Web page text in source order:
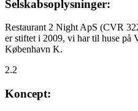
Selskabsoplysninger:
Restaurant 2 Night ApS (CVR
er stiftet i 2009, vi har til huse på
København K.
2.2
Koncept: